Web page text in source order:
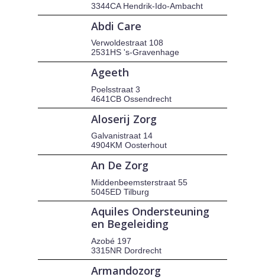
3344CA Hendrik-Ido-Ambacht
Abdi Care
Verwoldestraat 108
2531HS 's-Gravenhage
Ageeth
Poelsstraat 3
4641CB Ossendrecht
Aloserij Zorg
Galvanistraat 14
4904KM Oosterhout
An De Zorg
Middenbeemsterstraat 55
5045ED Tilburg
Aquiles Ondersteuning
en Begeleiding
Azobé 197
3315NR Dordrecht
Armandozorg